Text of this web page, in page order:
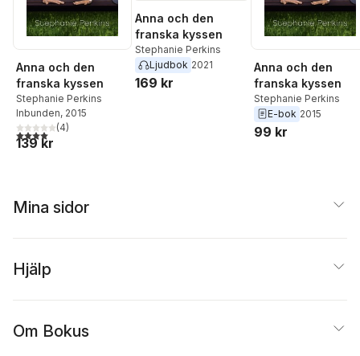
Anna och den
franska kyssen
Stephanie Perkins
Inbunden, 2015
4,0utav 5 stjärnor. Totalt antal röster:
(4)
139 kr
Anna och den
franska kyssen
Stephanie Perkins
Ljudbok 2021
169 kr
Anna och den
franska kyssen
Stephanie Perkins
E-bok 2015
99 kr
Mina sidor
Hjälp
Om Bokus